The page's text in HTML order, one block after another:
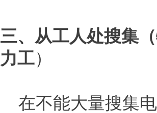
三、从工人处搜集
力工）
在不能大量搜集